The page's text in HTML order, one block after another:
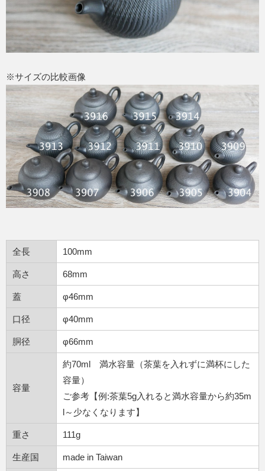
※サイズの比較画像
全長 100mm
高さ 68mm
蓋 φ46mm
口径 φ40mm
胴径 φ66mm
容量
約70ml 満水容量（茶葉を入れずに満杯にした
容量）
ご参考【例:茶葉5g入れると満水容量から約35m
l～少なくなります】
重さ 111g
生産国 made in Taiwan